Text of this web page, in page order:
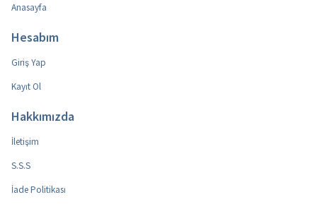
Anasayfa
Hesabım
Giriş Yap
Kayıt Ol
Hakkımızda
İletişim
S.S.S
İade Politikası